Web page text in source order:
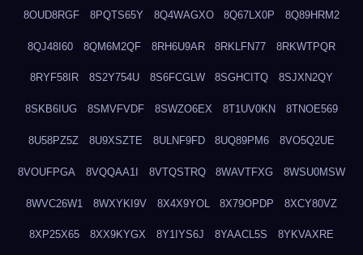
8OUD8RGF 8PQTS65Y 8Q4WAGXO 8Q67LX0P 8Q89HRM2
8QJ48I60 8QM6M2QF 8RH6U9AR 8RKLFN77 8RKWTPQR
8RYF58IR 8S2Y754U 8S6FCGLW 8SGHCITQ 8SJXN2QY
8SKB6IUG 8SMVFVDF 8SWZO6EX 8T1UV0KN 8TNOE569
8U58PZ5Z 8U9XSZTE 8ULNF9FD 8UQ89PM6 8VO5Q2UE
8VOUFPGA 8VQQAA1I 8VTQSTRQ 8WAVTFXG 8WSU0MSW
8WVC26W1 8WXYKI9V 8X4X9YOL 8X79OPDP 8XCY80VZ
8XP25X65 8XX9KYGX 8Y1IYS6J 8YAACL5S 8YKVAXRE